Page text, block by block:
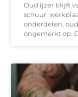
Oud ijzer blijft
schuur,
onderdelen,
ongemerkt op.